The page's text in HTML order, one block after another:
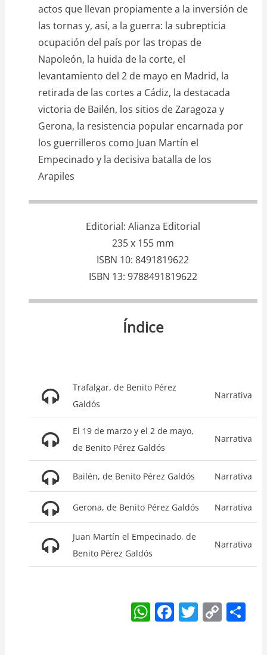
actos que llevan propiamente a la inversión de
las tornas y, así, a la guerra: la subrepticia
ocupación del país por las tropas de
Napoleón, la huida de la corte, el
levantamiento del 2 de mayo en Madrid, la
retirada de las cortes a Cádiz, la destacada
victoria de Bailén, los sitios de Zaragoza y
Gerona, la resistencia popular encarnada por
los guerrilleros como Juan Martín el
Empecinado y la decisiva batalla de los
Arapiles
Editorial Alianza Editorial
235 x 155 mm
ISBN 10 8491819622
ISBN 13 9788491819622
Índice
Trafalgar, de Benito Pérez
Galdós
Narrativa
El 19 de marzo y el 2 de mayo,
de Benito Pérez Galdós
Narrativa
Bailén, de Benito Pérez Galdós Narrativa
Gerona, de Benito Pérez Galdós Narrativa
Juan Martín el Empecinado, de
Benito Pérez Galdós
Narrativa
W
h
F
a
T
w
C
o
S
h